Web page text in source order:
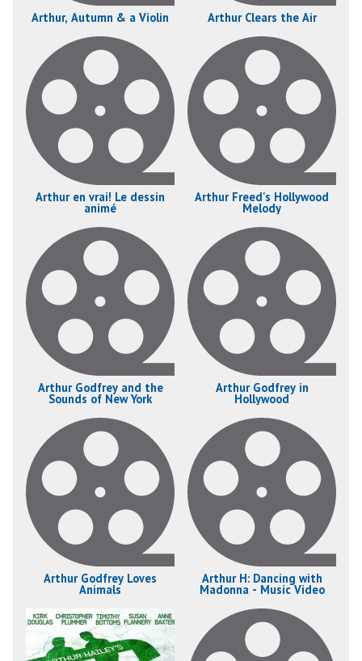
Arthur, Autumn & a Violin Arthur Clears the Air
Arthur en vrai! Le dessin
animé
Arthur Freed's Hollywood
Melody
Arthur Godfrey and the
Sounds of New York
Arthur Godfrey in
Hollywood
Arthur Godfrey Loves
Animals
Arthur H: Dancing with
Madonna - Music Video